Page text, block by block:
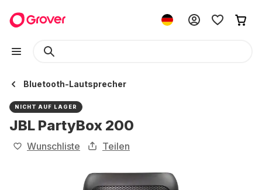
Bluetooth-Lautsprecher
NICHT AUF LAGER
JBL PartyBox 200
Wunschliste Teilen